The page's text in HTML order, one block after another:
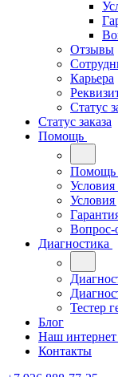
Отзывы
Карьера
Статус
Статус заказа
Помощь
Помощь
Условия
Вопрос-
Диагностика
Тестер
Блог
Наш интернет
Контакты